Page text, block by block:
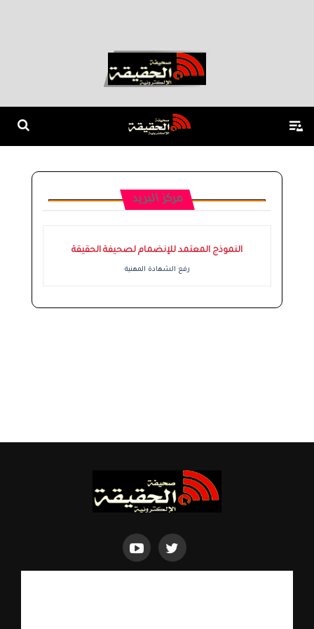
مركز البريد
النموذج المعتمد للإنضمام لصحيفة الحقيقة
رفع الشهادة المهنية